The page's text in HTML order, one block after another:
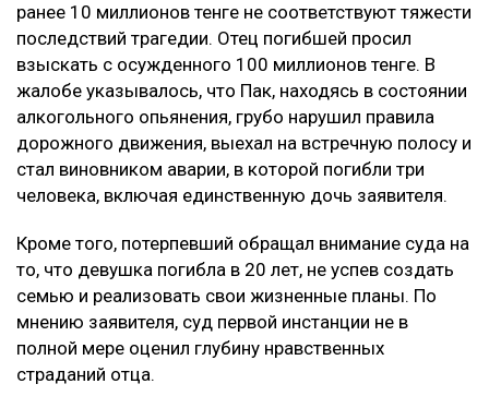
ранее 10 миллионов тенге не соответствуют тяжести
последствий трагедии. Отец погибшей просил
взыскать с осужденного 100 миллионов тенге. В
жалобе указывалось, что Пак, находясь в состоянии
алкогольного опьянения, грубо нарушил правила
дорожного движения, выехал на встречную полосу и
стал виновником аварии, в которой погибли три
человека, включая единственную дочь заявителя.
Кроме того, потерпевший обращал внимание суда на
то, что девушка погибла в 20 лет, не успев создать
семью и реализовать свои жизненные планы. По
мнению заявителя, суд первой инстанции не в
полной мере оценил глубину нравственных
страданий отца.